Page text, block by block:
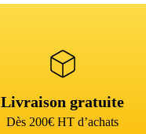
Livraison gratuite
Dès 200€ HT d’achats